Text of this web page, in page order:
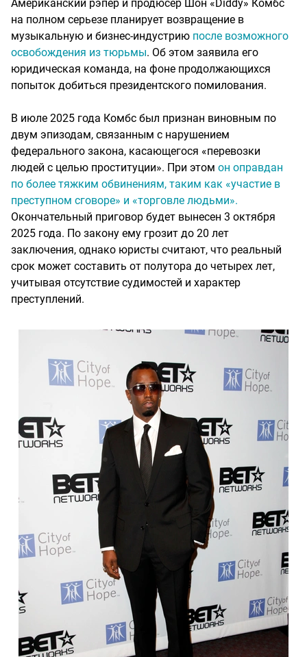
Американский рэпер и продюсер Шон «Diddy» Комбс
на полном серьезе планирует возвращение в
музыкальную и бизнес-индустрию после возможного
освобождения из тюрьмы. Об этом заявила его
юридическая команда, на фоне продолжающихся
попыток добиться президентского помилования.
В июле 2025 года Комбс был признан виновным по
двум эпизодам, связанным с нарушением
федерального закона, касающегося «перевозки
людей с целью проституции». При этом он оправдан
по более тяжким обвинениям, таким как «участие в
преступном сговоре» и «торговле людьми».
Окончательный приговор будет вынесен 3 октября
2025 года. По закону ему грозит до 20 лет
заключения, однако юристы считают, что реальный
срок может составить от полутора до четырех лет,
учитывая отсутствие судимостей и характер
преступлений.